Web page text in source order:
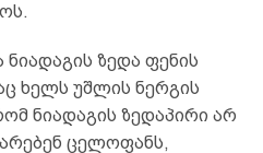
ზედა ფენის
ხელს უშლის ნერგის
ნიადაგის ზედაპირი არ
ცელოფანს,